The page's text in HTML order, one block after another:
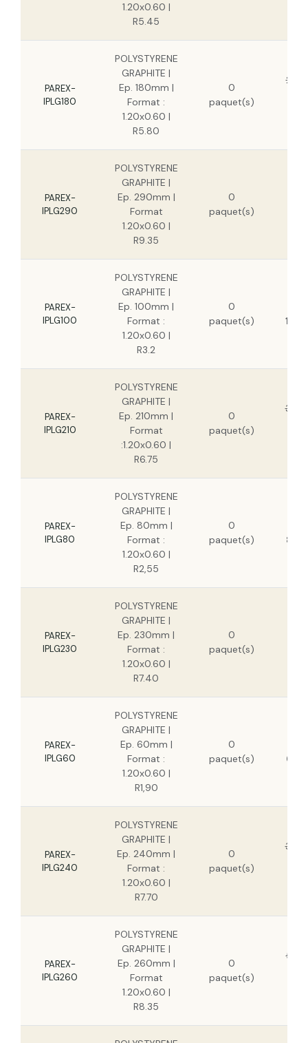
1.20x0.60 |
R5.45
PAREX-
IPLG180
POLYSTYRENE
GRAPHITE |
Ep. 180mm |
Format :
1.20x0.60 |
R5.80
0
paquet(s)
PAREX-
IPLG290
POLYSTYRENE
GRAPHITE |
Ep. 290mm |
Format
1.20x0.60 |
R9.35
0
paquet(s)
PAREX-
IPLG100
POLYSTYRENE
GRAPHITE |
Ep. 100mm |
Format :
1.20x0.60 |
R3.2
0
paquet(s)
PAREX-
IPLG210
POLYSTYRENE
GRAPHITE |
Ep. 210mm |
Format
:1.20x0.60 |
R6.75
0
paquet(s)
PAREX-
IPLG80
POLYSTYRENE
GRAPHITE |
Ep. 80mm |
Format :
1.20x0.60 |
R2,55
0
paquet(s)
PAREX-
IPLG230
POLYSTYRENE
GRAPHITE |
Ep. 230mm |
Format :
1.20x0.60 |
R7.40
0
paquet(s)
PAREX-
IPLG60
POLYSTYRENE
GRAPHITE |
Ep. 60mm |
Format :
1.20x0.60 |
R1,90
0
paquet(s)
PAREX-
IPLG240
POLYSTYRENE
GRAPHITE |
Ep. 240mm |
Format :
1.20x0.60 |
R7.70
0
paquet(s)
PAREX-
IPLG260
POLYSTYRENE
GRAPHITE |
Ep. 260mm |
Format
1.20x0.60 |
R8.35
0
paquet(s)